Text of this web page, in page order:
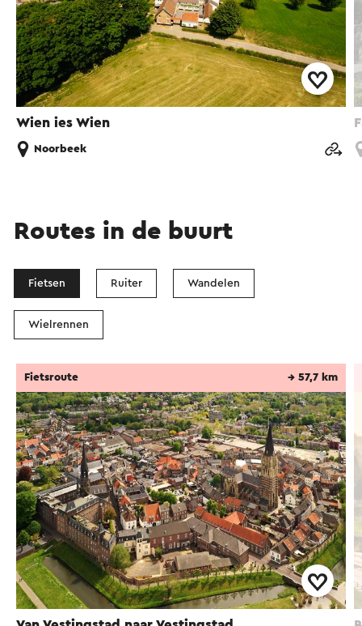
Wien ies Wien
Noorbeek
Routes in de buurt
Fietsen Ruiter Wandelen
Wielrennen
Fietsroute → 57,7 km